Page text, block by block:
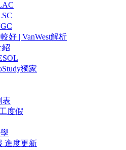
好 | VanWest解析
紹
獨家
表
度假
進度更新